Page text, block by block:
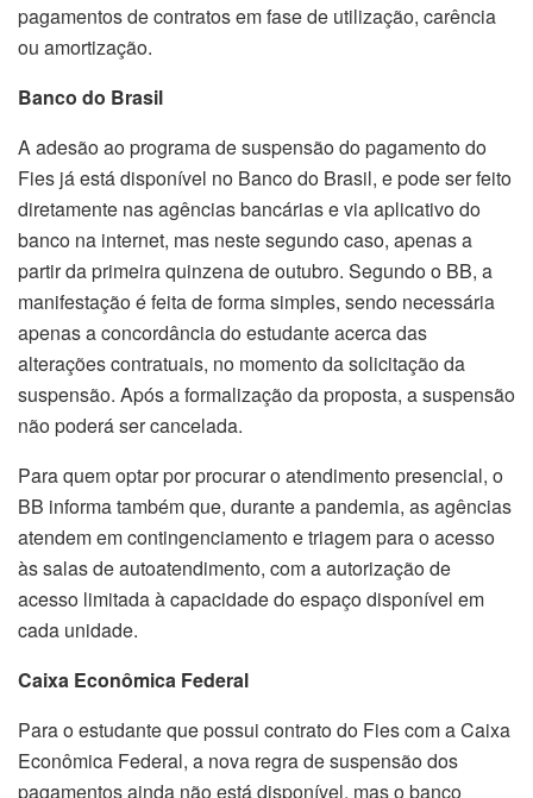
pagamentos de contratos em fase de utilização, carência
ou amortização.
Banco do Brasil
A adesão ao programa de suspensão do pagamento do
Fies já está disponível no Banco do Brasil, e pode ser feito
diretamente nas agências bancárias e via aplicativo do
banco na internet, mas neste segundo caso, apenas a
partir da primeira quinzena de outubro. Segundo o BB, a
manifestação é feita de forma simples, sendo necessária
apenas a concordância do estudante acerca das
alterações contratuais, no momento da solicitação da
suspensão. Após a formalização da proposta, a suspensão
não poderá ser cancelada.
Para quem optar por procurar o atendimento presencial, o
BB informa também que, durante a pandemia, as agências
atendem em contingenciamento e triagem para o acesso
às salas de autoatendimento, com a autorização de
acesso limitada à capacidade do espaço disponível em
cada unidade.
Caixa Econômica Federal
Para o estudante que possui contrato do Fies com a Caixa
Econômica Federal, a nova regra de suspensão dos
pagamentos ainda não está disponível, mas o banco